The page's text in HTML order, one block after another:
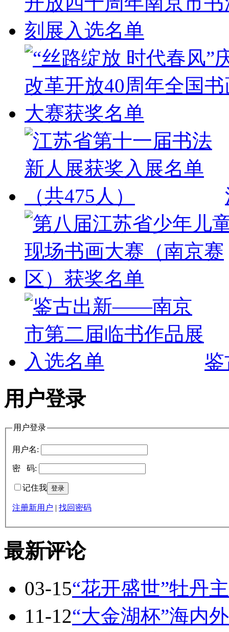
用户登录
用户登录
用户名:
密 码:
记住我
注册新用户 | 找回密码
最新评论
03-15“花开盛世”牡丹
11-12“大金湖杯”海内